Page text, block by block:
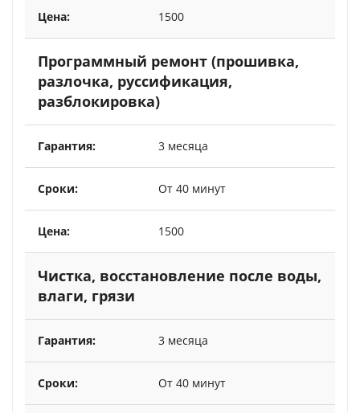
1500
Программный ремонт (прошивка,
разлочка, руссификация,
разблокировка)
3 месяца
От 40 минут
1500
Чистка, восстановление после воды,
влаги, грязи
3 месяца
От 40 минут